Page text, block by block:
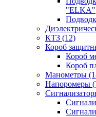
"ELKA"
КТЗ (12)
Короб
Короб
Короб
Манометры
Напоромеры